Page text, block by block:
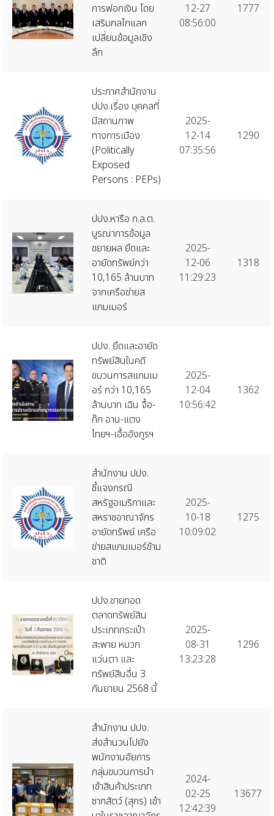
การฟอกเงิน โดย
เสริมกลไกแลก
เปลี่ยนข้อมูลเชิง
ลึก
12-27
08:56:00
1777
ประกาศสำนักงาน
ปปง.เรื่อง บุคคลที่
มีสถานภาพ
ทางการเมือง
(Politically
Exposed
Persons : PEPs)
2025-
12-14
07:35:56
1290
ปปง.หารือ ก.ล.ต.
บูรณาการข้อมูล
ขยายผล ยึดและ
อายัดทรัพย์กว่า
10,165 ล้านบาท
จากเครือข่ายส
แกมเมอร์
2025-
12-06
11:29:23
1318
ปปง. ยึดและอายัด
ทรัพย์สินในคดี
ขบวนการสแกมเม
อร์ กว่า 10,165
ล้านบาท เฉิน จื้อ-
ก๊ก อาน-แตง
ไทยฯ-เอื้ออังกูรฯ
2025-
12-04
10:56:42
1362
สำนักงาน ปปง.
ชี้แจงกรณี
สหรัฐอเมริกาและ
สหราชอาณาจักร
อายัดทรัพย์ เครือ
ข่ายสแกมเมอร์ข้าม
ชาติ
2025-
10-18
10:09:02
1275
ปปง.ขายทอด
ตลาดทรัพย์สิน
ประเภทกระเป๋า
สะพาย หมวก
แว่นตา และ
ทรัพย์สินอื่น 3
กันยายน 2568 นี้
2025-
08-31
13:23:28
1296
สำนักงาน ปปง.
ส่งสำนวนไปยัง
พนักงานอัยการ
กลุ่มขบวนการนำ
เข้าสินค้าประเภท
ซากสัตว์ (สุกร) เข้า
2024-
02-25
12:42:39
13677